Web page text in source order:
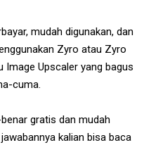
mudah digunakan, dan
Zyro atau Zyro
Image Upscaler yang bagus
cuma.
gratis dan mudah
kalian bisa baca